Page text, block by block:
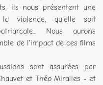
ils nous présentent une
violence, qu'elle soit
Nous aurons
de l'impact de ces films
sont assurées par
et Théo Miralles - et